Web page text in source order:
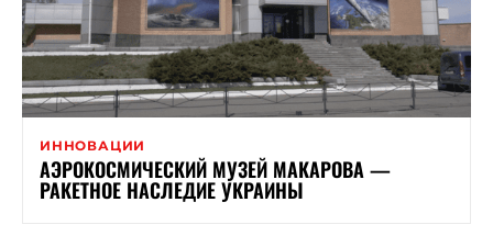
ИННОВАЦИИ
АЭРОКОСМИЧЕСКИЙ МУЗЕЙ МАКАРОВА —
РАКЕТНОЕ НАСЛЕДИЕ УКРАИНЫ